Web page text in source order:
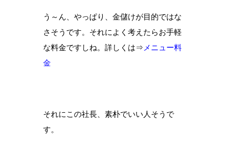
う～ん、やっぱり、金儲けが目的ではな
さそうです。それによく考えたらお手軽
な料金ですしね。詳しくは⇒メニュー料
金
それにこの社長、素朴でいい人そうで
す。